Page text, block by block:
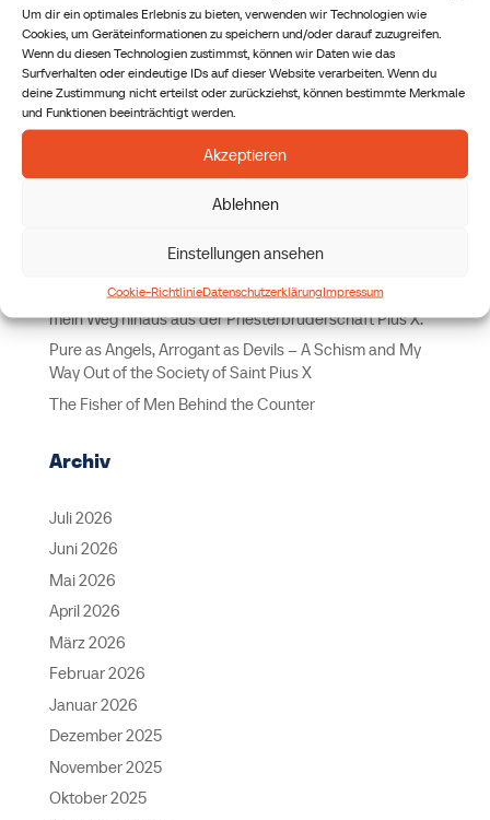
Um dir ein optimales Erlebnis zu bieten, verwenden wir Technologien wie
Cookies, um Geräteinformationen zu speichern und/oder darauf zuzugreifen.
Wenn du diesen Technologien zustimmst, können wir Daten wie das
Surfverhalten oder eindeutige IDs auf dieser Website verarbeiten. Wenn du
deine Zustimmung nicht erteilst oder zurückziehst, können bestimmte Merkmale
und Funktionen beeinträchtigt werden.
Akzeptieren
Ablehnen
Einstellungen ansehen
Cookie-RichtlinieDatenschutzerklärungImpressum
P. Georg Rota
vonJulia Schwendenwein|10. Oktober 2025
Suchen
Anbetung rund um die Uhr – warum wir das tun
Rein wie Engel, Arrogant wie Teufel – ein Schisma und
mein Weg hinaus aus der Priesterbruderschaft Pius X.
Pure as Angels, Arrogant as Devils – A Schism and My
Way Out of the Society of Saint Pius X
The Fisher of Men Behind the Counter
Archiv
Juli 2026
Juni 2026
Mai 2026
April 2026
März 2026
Februar 2026
Januar 2026
Dezember 2025
November 2025
Oktober 2025